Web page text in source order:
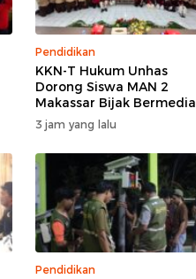
Pendidikan
KKN-T Hukum Unhas
Dorong Siswa MAN 2
Makassar Bijak Bermedia
Sosial
3 jam yang lalu
Pendidikan